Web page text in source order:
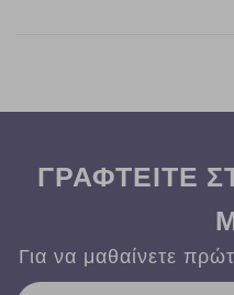
ΓΡΑΦΤΕΙΤΕ
Για να μαθαίνετε